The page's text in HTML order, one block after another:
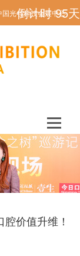
光谷科技会展中心
倒计时95天
价值升维！